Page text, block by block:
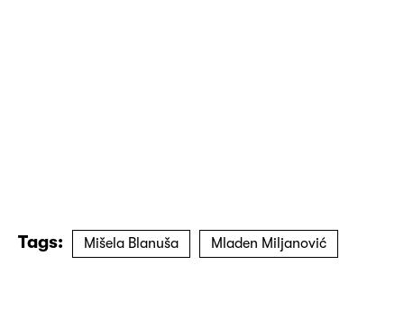
Tags: Mišela Blanuša Mladen Miljanović